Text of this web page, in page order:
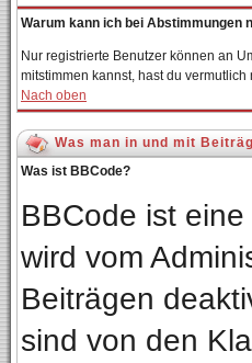
Warum kann ich bei Abstimmungen
Nur registrierte Benutzer können an
mitstimmen kannst, hast du
Nach oben
Was man in und mit
Was ist BBCode?
BBCode ist
wird vom
Beiträgen
sind von den